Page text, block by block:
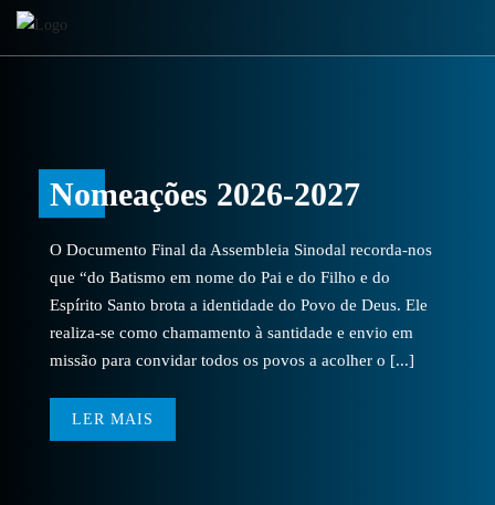
Nomeações 2026-2027
O Documento Final da Assembleia Sinodal recorda-nos
que “do Batismo em nome do Pai e do Filho e do
Espírito Santo brota a identidade do Povo de Deus. Ele
realiza-se como chamamento à santidade e envio em
missão para convidar todos os povos a acolher o [...]
LER MAIS